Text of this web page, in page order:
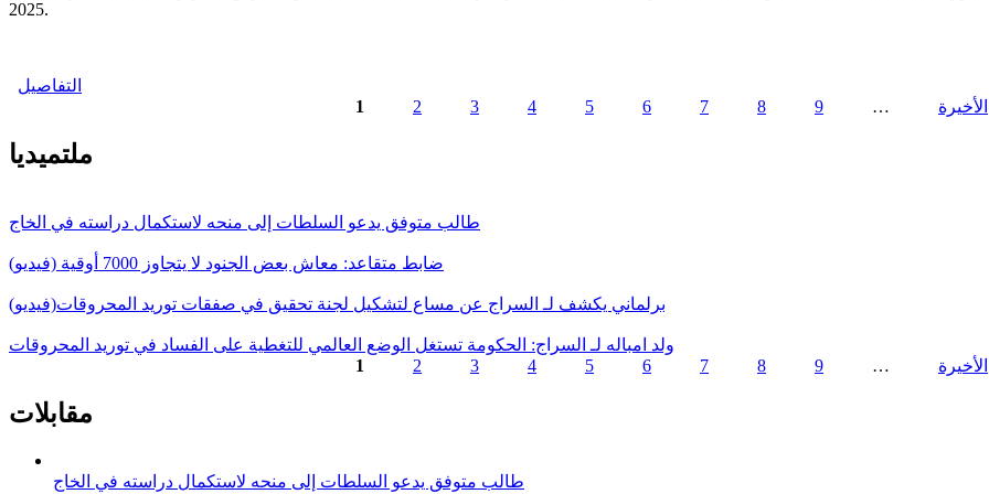
2025.
التفاصيل
1 2 3 4 5 6 7 8 9 …
ملتميديا
طالب متوفق يدعو السلطات إلى منحه لاستكمال دراسته في الخاج
ضابط متقاعد: معاش بعض الجنود لا يتجاوز 7000 أوقية (فيديو)
برلماني يكشف لـ السراج عن مساع لتشكيل لجنة تحقيق في صفقات توريد المحروقات(فيديو)
ولد امباله لـ السراج: الحكومة تستغل الوضع العالمي للتغطية على الفساد في توريد المحروقات
1 2 3 4 5 6 7 8 9 …
مقابلات
طالب متوفق يدعو السلطات إلى منحه لاستكمال دراسته في الخاج